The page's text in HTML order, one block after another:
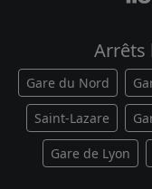
Arrêts
Gare du Nord
Saint-Lazare
Gare de Lyon